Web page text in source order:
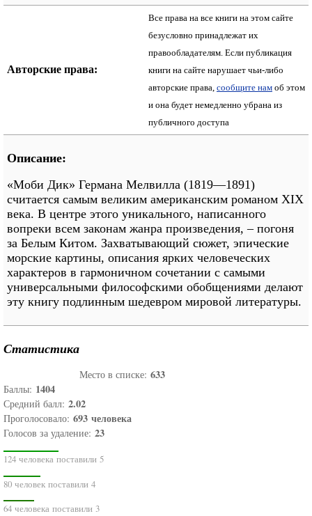
Авторские права:
Все права на все книги на этом сайте
безусловно принадлежат их
правообладателям. Если публикация
книги на сайте нарушает чьи-либо
авторские права, сообщите нам об этом
и она будет немедленно убрана из
публичного доступа
Описание:
«Моби Дик» Германа Мелвилла (1819—1891)
считается самым великим американским романом XIX
века. В центре этого уникального, написанного
вопреки всем законам жанра произведения, – погоня
за Белым Китом. Захватывающий сюжет, эпические
морские картины, описания ярких человеческих
характеров в гармоничном сочетании с самыми
универсальными философскими обобщениями делают
эту книгу подлинным шедевром мировой литературы.
Статистика
Место в списке: 633
Баллы: 1404
Средний балл: 2.02
Проголосовало: 693 человека
Голосов за удаление: 23
124 человека поставили 5
80 человек поставили 4
64 человека поставили 3